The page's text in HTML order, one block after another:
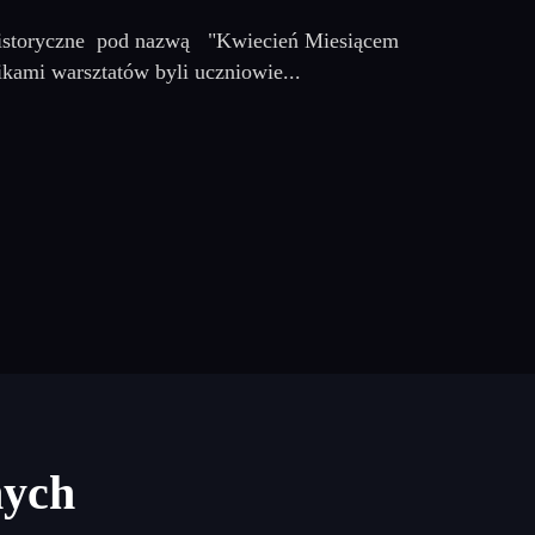
pod nazwą "Kwiecień Miesiącem
warsztatów byli uczniowie...